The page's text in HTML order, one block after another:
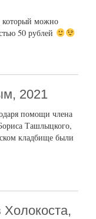
который можно
50 рублей
2021
помощи члена
Ташлыцкого,
кладбище были